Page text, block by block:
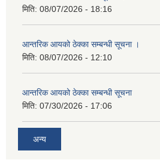
मिति: 08/07/2026 - 18:16
आन्तरिक आयको ठेक्का सम्बन्धी सूचना ।
मिति: 08/07/2026 - 12:10
आन्तरिक आयको ठेक्का सम्बन्धी सूचना
मिति: 07/30/2026 - 17:06
अन्य